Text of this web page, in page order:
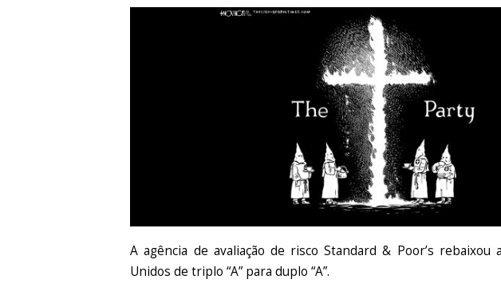
A agência de avaliação de risco Standard & Poor’s rebaixou
Unidos de triplo “A” para duplo “A”.